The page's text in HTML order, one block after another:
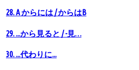
28. A からには / からはB
29. ...から見ると / -見…
30. ...代わりに...